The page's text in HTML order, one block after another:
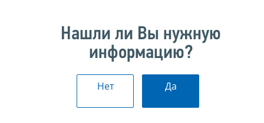
Нашли ли Вы нужную
информацию?
Нет Да